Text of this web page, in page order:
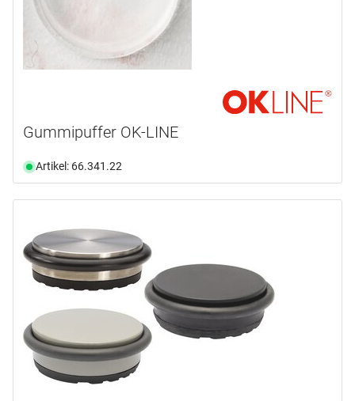
Gummipuffer OK-LINE
Artikel: 66.341.22